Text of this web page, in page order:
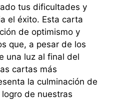
tus dificultades y
el éxito. Esta carta
de optimismo y
que, a pesar de los
una luz al final del
cartas más
la culminación de
de nuestras